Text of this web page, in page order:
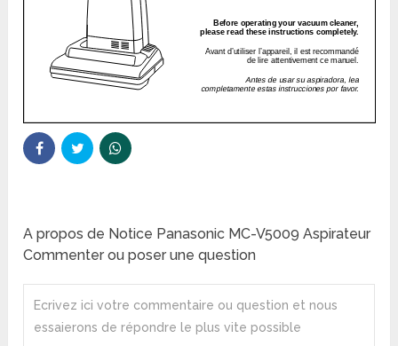
A propos de Notice Panasonic MC-V5009 Aspirateur
Commenter ou poser une question